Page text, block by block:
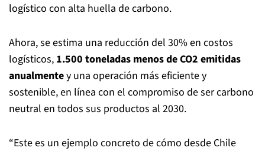
logístico con alta huella de carbono.
Ahora, se estima una reducción del 30% en costos
logísticos, 1.500 toneladas menos de CO2 emitidas
anualmentey una operación más eficiente y
sostenible, en línea con el compromiso de ser carbono
neutral en todos sus productos al 2030.
“Este es un ejemplo concreto de cómo desde Chile